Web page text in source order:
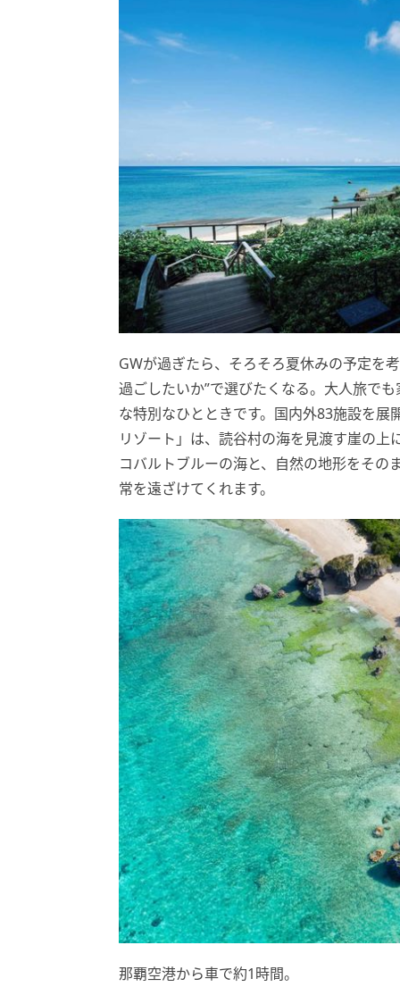
GWが過ぎたら、そろそろ夏休みの予定を
過ごしたいか”で選びたくなる。大人旅で
な特別なひとときです。国内外83施設を
リゾート」は、読谷村の海を見渡す崖の
コバルトブルーの海と、自然の地形をそ
常を遠ざけてくれます。
那覇空港から車で約1時間。